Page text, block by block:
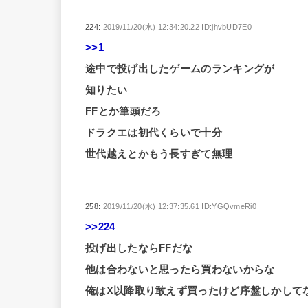
224: 2019/11/20(水) 12:34:20.22 ID:jhvbUD7E0
>>1
途中で投げ出したゲームのランキングが
知りたい
FFとか筆頭だろ
ドラクエは初代くらいで十分
世代越えとかもう長すぎて無理
258: 2019/11/20(水) 12:37:35.61 ID:YGQvmeRi0
>>224
投げ出したならFFだな
他は合わないと思ったら買わないからな
俺はX以降取り敢えず買ったけど序盤しかして